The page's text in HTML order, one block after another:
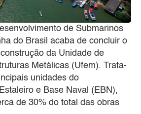
de Submarinos
do Brasil acaba de concluir o
da Unidade de
Metálicas (Ufem). Trata-
unidades do
e Base Naval (EBN),
de 30% do total das obras